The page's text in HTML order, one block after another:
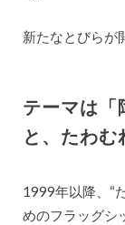
新たなとびらが
テーマは「
と、たわむ
1999年以降、“
めのフラッグシ